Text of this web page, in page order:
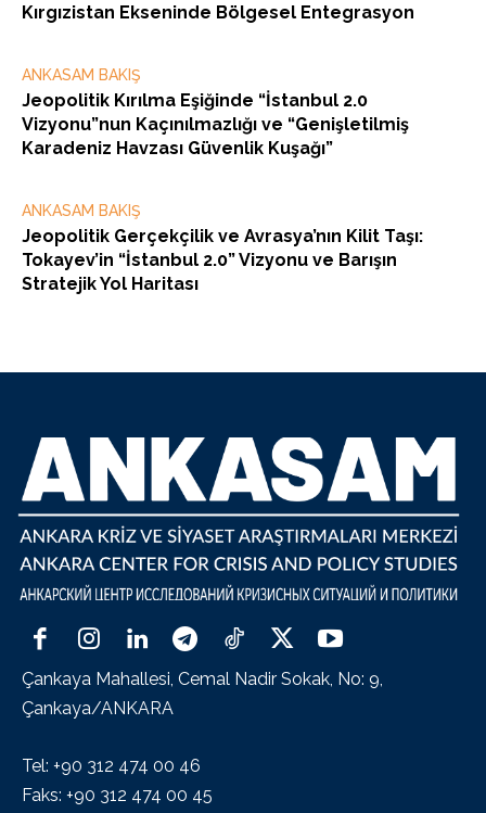
Kırgızistan Ekseninde Bölgesel Entegrasyon
ANKASAM BAKIŞ
Jeopolitik Kırılma Eşiğinde “İstanbul 2.0
Vizyonu”nun Kaçınılmazlığı ve “Genişletilmiş
Karadeniz Havzası Güvenlik Kuşağı”
ANKASAM BAKIŞ
Jeopolitik Gerçekçilik ve Avrasya’nın Kilit Taşı:
Tokayev’in “İstanbul 2.0” Vizyonu ve Barışın
Stratejik Yol Haritası
Çankaya Mahallesi, Cemal Nadir Sokak, No: 9,
Çankaya/ANKARA
Tel: +90 312 474 00 46
Faks: +90 312 474 00 45